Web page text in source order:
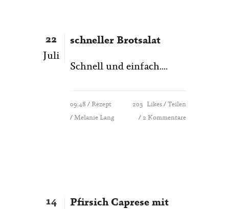
22
Juli
schneller Brotsalat
Schnell und einfach....
09:48 / Rezept
/ Melanie Lang
203 Likes
Teilen
2 Kommentare
14
Pfirsich Caprese mit